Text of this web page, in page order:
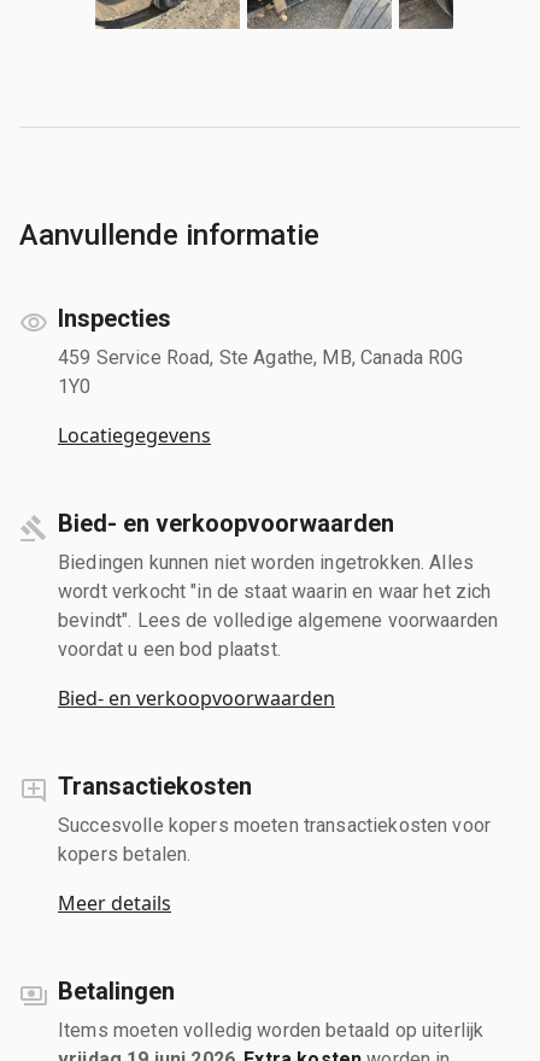
Aanvullende informatie
Inspecties
459 Service Road, Ste Agathe, MB, Canada R0G
1Y0
Locatiegegevens
Bied- en verkoopvoorwaarden
Biedingen kunnen niet worden ingetrokken. Alles
wordt verkocht "in de staat waarin en waar het zich
bevindt". Lees de volledige algemene voorwaarden
voordat u een bod plaatst.
Bied- en verkoopvoorwaarden
Transactiekosten
Succesvolle kopers moeten transactiekosten voor
kopers betalen.
Meer details
Betalingen
Items moeten volledig worden betaald op uiterlijk